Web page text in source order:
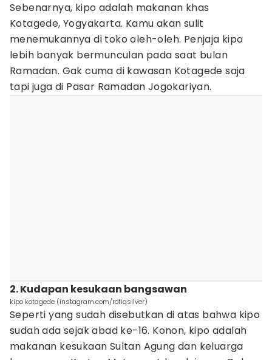
Sebenarnya, kipo adalah makanan khas
Kotagede, Yogyakarta. Kamu akan sulit
menemukannya di toko oleh-oleh. Penjaja kipo
lebih banyak bermunculan pada saat bulan
Ramadan. Gak cuma di kawasan Kotagede saja
tapi juga di Pasar Ramadan Jogokariyan.
2. Kudapan kesukaan bangsawan
kipo kotagede (instagram.com/rofiqsilver)
Seperti yang sudah disebutkan di atas bahwa kipo
sudah ada sejak abad ke-16. Konon, kipo adalah
makanan kesukaan Sultan Agung dan keluarga